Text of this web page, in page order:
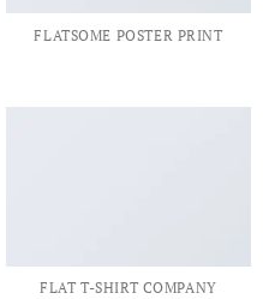
FLATSOME POSTER PRINT
FLAT T-SHIRT COMPANY